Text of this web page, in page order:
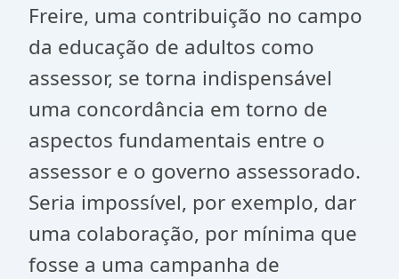
Freire, uma contribuição no campo
da educação de adultos como
assessor, se torna indispensável
uma concordância em torno de
aspectos fundamentais entre o
assessor e o governo assessorado.
Seria impossível, por exemplo, dar
uma colaboração, por mínima que
fosse a uma campanha de